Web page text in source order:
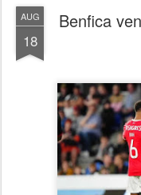
AUG
18
Benfica